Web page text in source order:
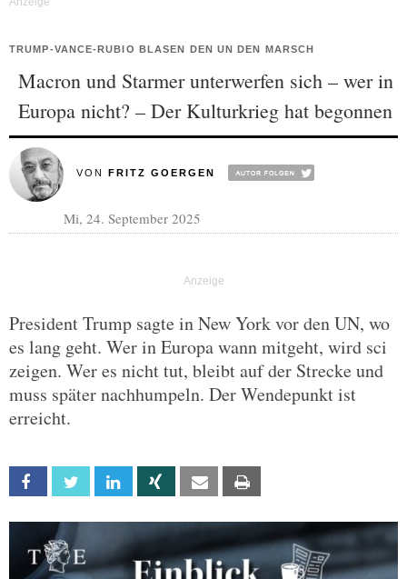
TRUMP-VANCE-RUBIO BLASEN DEN UN DEN MARSCH
Macron und Starmer unterwerfen sich – wer in
Europa nicht? – Der Kulturkrieg hat begonnen
VON FRITZ GOERGEN
Mi, 24. September 2025
President Trump sagte in New York vor den UN, wo
es lang geht. Wer in Europa wann mitgeht, wird sci
zeigen. Wer es nicht tut, bleibt auf der Strecke und
muss später nachhumpeln. Der Wendepunkt ist
erreicht.
Facebook Twitter Linkedin Xing Email